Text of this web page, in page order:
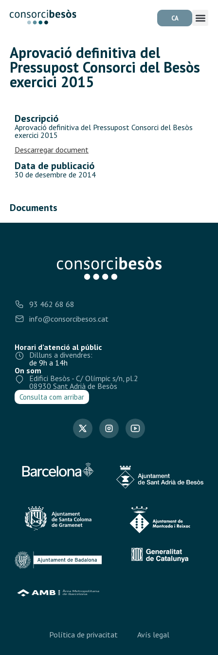
CA
Aprovació definitiva del
Pressupost Consorci del Besòs
exercici 2015
Descripció
Aprovació definitiva del Pressupost Consorci del Besòs
exercici 2015
Descarregar document
Data de publicació
30 de desembre de 2014
Documents
93 462 68 68
info@consorcibesos.cat
Horari d’atenció al públic
Dilluns a divendres:
de 9h a 14h
On som
Edifici Besòs - C/ Olímpic s/n, pl.2
08930 Sant Adrià de Besòs
Consulta com arribar
Política de privacitat Avís legal